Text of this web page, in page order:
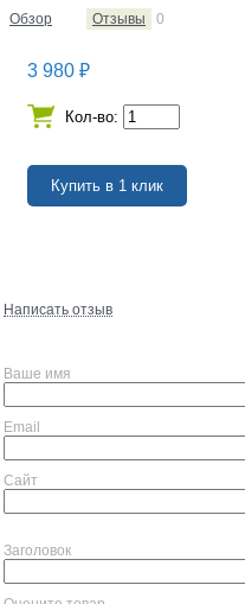
Обзор Отзывы 0
3 980 ₽
Кол-во:
Написать отзыв
Ваше имя
Email
Сайт
Заголовок